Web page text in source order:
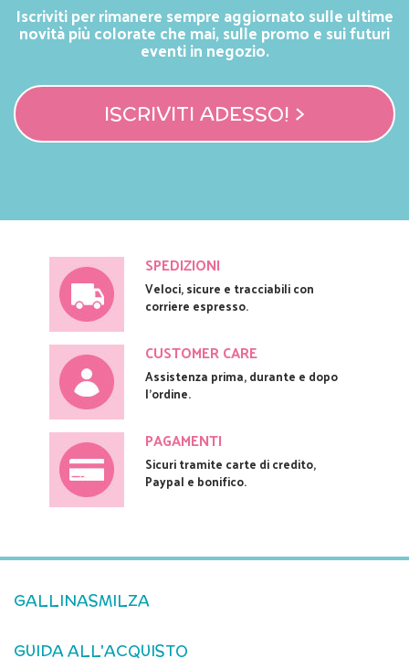
Iscriviti per rimanere sempre aggiornato sulle ultime
novità più colorate che mai, sulle promo e sui futuri
eventi in negozio.
ISCRIVITI ADESSO! >
SPEDIZIONI
Veloci, sicure e tracciabili con
corriere espresso.
CUSTOMER CARE
Assistenza prima, durante e dopo
l'ordine.
PAGAMENTI
Sicuri tramite carte di credito,
Paypal e bonifico.
GALLINASMILZA
GUIDA ALL'ACQUISTO